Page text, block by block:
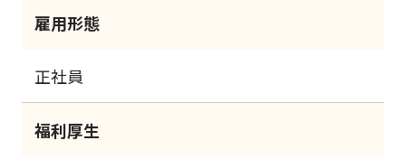
雇用形態
正社員
福利厚生